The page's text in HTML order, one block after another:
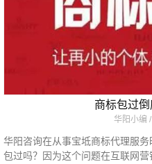
商标包过倒
华阳小编
华阳咨询在从事宝坻商标代理服
包过吗？因为这个问题在互联网